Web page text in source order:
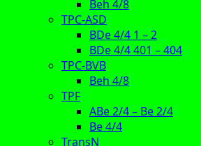
Beh 4/8
TPC-ASD
BDe 4/4 1 – 2
BDe 4/4 401 – 404
TPC-BVB
Beh 4/8
TPF
ABe 2/4 – Be 2/4
Be 4/4
TransN